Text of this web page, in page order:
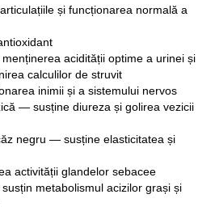
și funcționarea normală a
acidității optime a urinei și
calculilor de struvit
inimii și a sistemului nervos
— susține diureza și golirea vezicii
negru — susține elasticitatea și
activității glandelor sebacee
metabolismul acizilor grași și